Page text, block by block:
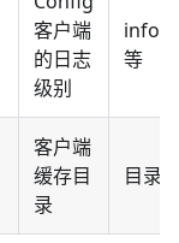
客户端
的日志
级别
等
客户端
缓存目
录
目录